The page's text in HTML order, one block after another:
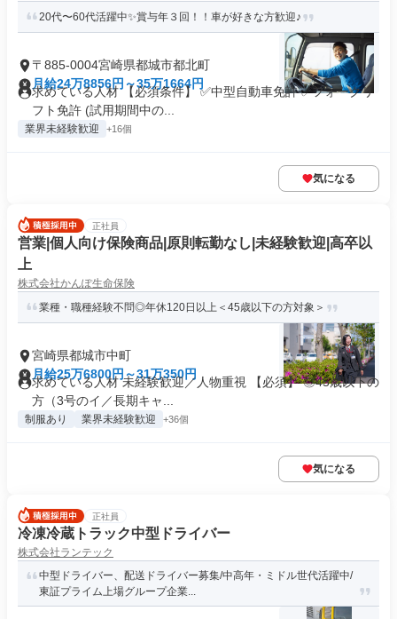
20代〜60代活躍中✨賞与年３回！！車が好きな方歓迎♪
〒885-0004宮崎県都城市都北町
月給24万8856円～35万1664円
求めている人材 【必須条件】 ✅中型自動車免許 ✅フォークリ
フト免許 (試用期間中の...
業界未経験歓迎 +16個
気になる
正社員
営業|個人向け保険商品|原則転勤なし|未経験歓迎|高卒以
上
株式会社かんぽ生命保険
業種・職種経験不問◎年休120日以上＜45歳以下の方対象＞
宮崎県都城市中町
月給25万6800円～31万350円
求めている人材 未経験歓迎／人物重視 【必須】 ◎45歳以下の
方（3号のイ／長期キャ...
制服あり 業界未経験歓迎 +36個
気になる
正社員
冷凍冷蔵トラック中型ドライバー
株式会社ランテック
中型ドライバー、配送ドライバー募集/中高年・ミドル世代活躍中/
東証プライム上場グループ企業...